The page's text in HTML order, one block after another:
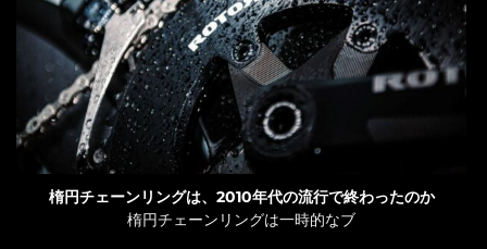
楕円チェーンリングは、2010年代の流行で終わったのか
楕円チェーンリングは一時的なブ